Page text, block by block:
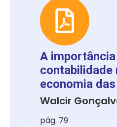
A
contabilidade
economia
Walcir
pág. 79